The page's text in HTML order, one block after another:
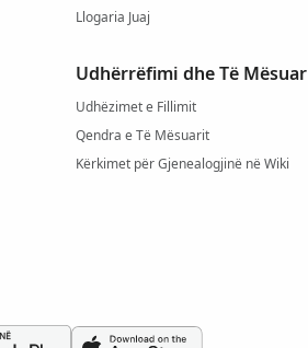
Llogaria Juaj
Udhërrëfimi dhe Të
Udhëzimet e Fillimit
Qendra e Të Mësuarit
Kërkimet për Gjenealogjinë në Wiki